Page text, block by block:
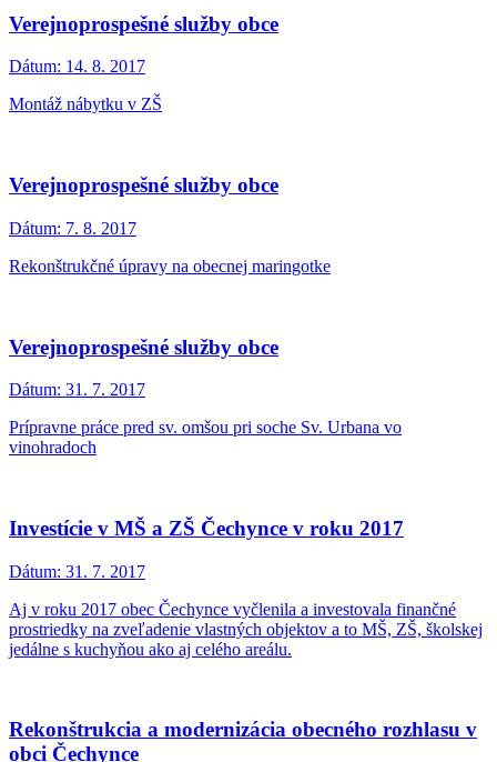
Verejnoprospešné služby obce
Dátum: 14. 8. 2017
Montáž nábytku v ZŠ
Verejnoprospešné služby obce
Dátum: 7. 8. 2017
Rekonštrukčné úpravy na obecnej maringotke
Verejnoprospešné služby obce
Dátum: 31. 7. 2017
Prípravne práce pred sv. omšou pri soche Sv. Urbana vo
vinohradoch
Investície v MŠ a ZŠ Čechynce v roku 2017
Dátum: 31. 7. 2017
Aj v roku 2017 obec Čechynce vyčlenila a investovala finančné
prostriedky na zveľadenie vlastných objektov a to MŠ, ZŠ, školskej
jedálne s kuchyňou ako aj celého areálu.
Rekonštrukcia a modernizácia obecného rozhlasu v
obci Čechynce